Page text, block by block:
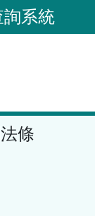
詢系統
條